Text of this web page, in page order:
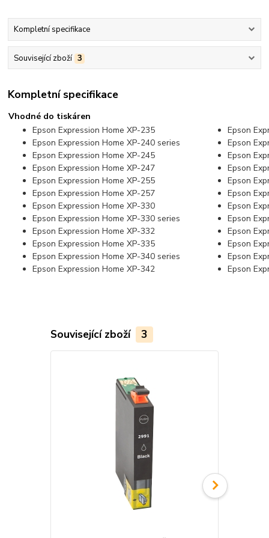
Kompletní specifikace
Související zboží 3
Kompletní specifikace
Vhodné do tiskáren
Epson Expression Home XP-235
Epson Expression Home XP-240 series
Epson Expression Home XP-245
Epson Expression Home XP-247
Epson Expression Home XP-255
Epson Expression Home XP-257
Epson Expression Home XP-330
Epson Expression Home XP-330 series
Epson Expression Home XP-332
Epson Expression Home XP-335
Epson Expression Home XP-340 series
Epson Expression Home XP-342
Epson
Epson
Epson
Epson
Epson
Epson
Epson
Epson
Epson
Epson
Epson
Epson
Související zboží 3